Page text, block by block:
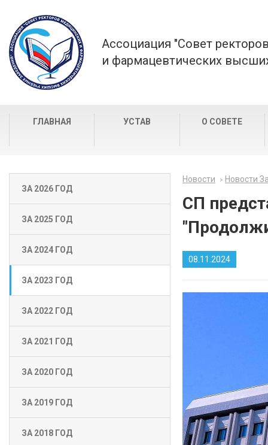
Ассоциация "Совет
и фармацевтических
ГЛАВНАЯ УСТАВ О СОВЕТЕ
ЗА 2026 ГОД
ЗА 2025 ГОД
ЗА 2024 ГОД
ЗА 2023 ГОД
ЗА 2022 ГОД
ЗА 2021 ГОД
ЗА 2020 ГОД
ЗА 2019 ГОД
ЗА 2018 ГОД
Новости Новости
СП
08.11.2024